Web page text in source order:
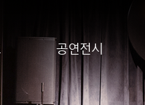
공연전시